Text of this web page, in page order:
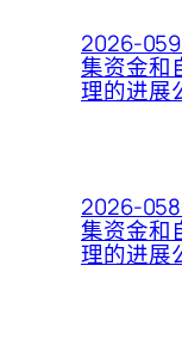
2026-
集资金和
理的进展
2026-
集资金和
理的进展